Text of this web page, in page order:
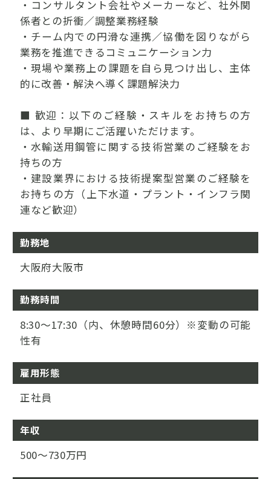
・コンサルタント会社やメーカーなど、社外関
係者との折衝／調整業務経験
・チーム内での円滑な連携／協働を図りながら
業務を推進できるコミュニケーション力
・現場や業務上の課題を自ら見つけ出し、主体
的に改善・解決へ導く課題解決力
■ 歓迎：以下のご経験・スキルをお持ちの方
は、より早期にご活躍いただけます。
・水輸送用鋼管に関する技術営業のご経験をお
持ちの方
・建設業界における技術提案型営業のご経験を
お持ちの方（上下水道・プラント・インフラ関
連など歓迎）
勤務地
大阪府大阪市
勤務時間
8:30～17:30（内、休憩時間60分）※変動の可能
性有
雇用形態
正社員
年収
500～730万円